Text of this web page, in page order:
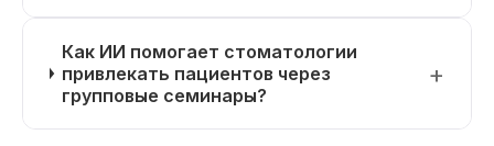
Как ИИ помогает стоматологии
привлекать пациентов через
групповые семинары?